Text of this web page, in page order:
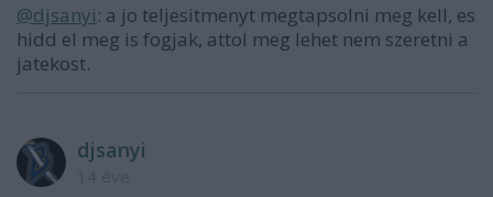
@djsanyi: a jo teljesitmenyt megtapsolni meg kell, es
hidd el meg is fogjak, attol meg lehet nem szeretni a
jatekost.
djsanyi